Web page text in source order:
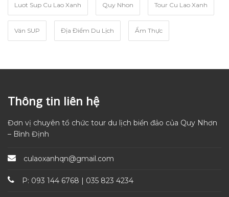
Luot Sup Cu Lao Xanh Quy Nhon Tour Cu Lao Xanh
Ván SUP Địa Điểm Du Lịch Ẩm Thực
Thông tin liên hệ
Đơn vị chuyên tổ chức tour du lịch biển đảo của Quy Nhơn
– Bình Định
culaoxanhqn@gmail.com
P: 093 144 6768 | 035 823 4234